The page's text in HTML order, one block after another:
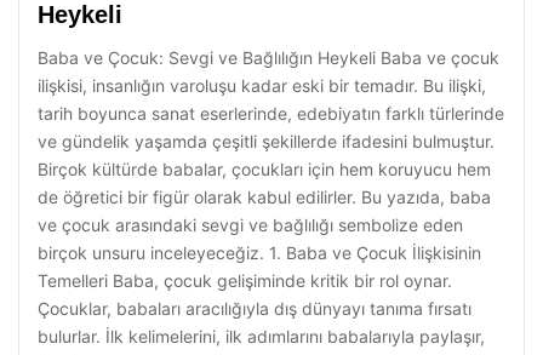
Heykeli
Baba ve Çocuk: Sevgi ve Bağlılığın Heykeli Baba ve çocuk
ilişkisi, insanlığın varoluşu kadar eski bir temadır. Bu ilişki,
tarih boyunca sanat eserlerinde, edebiyatın farklı türlerinde
ve gündelik yaşamda çeşitli şekillerde ifadesini bulmuştur.
Birçok kültürde babalar, çocukları için hem koruyucu hem
de öğretici bir figür olarak kabul edilirler. Bu yazıda, baba
ve çocuk arasındaki sevgi ve bağlılığı sembolize eden
birçok unsuru inceleyeceğiz. 1. Baba ve Çocuk İlişkisinin
Temelleri Baba, çocuk gelişiminde kritik bir rol oynar.
Çocuklar, babaları aracılığıyla dış dünyayı tanıma fırsatı
bulurlar. İlk kelimelerini, ilk adımlarını babalarıyla paylaşır,